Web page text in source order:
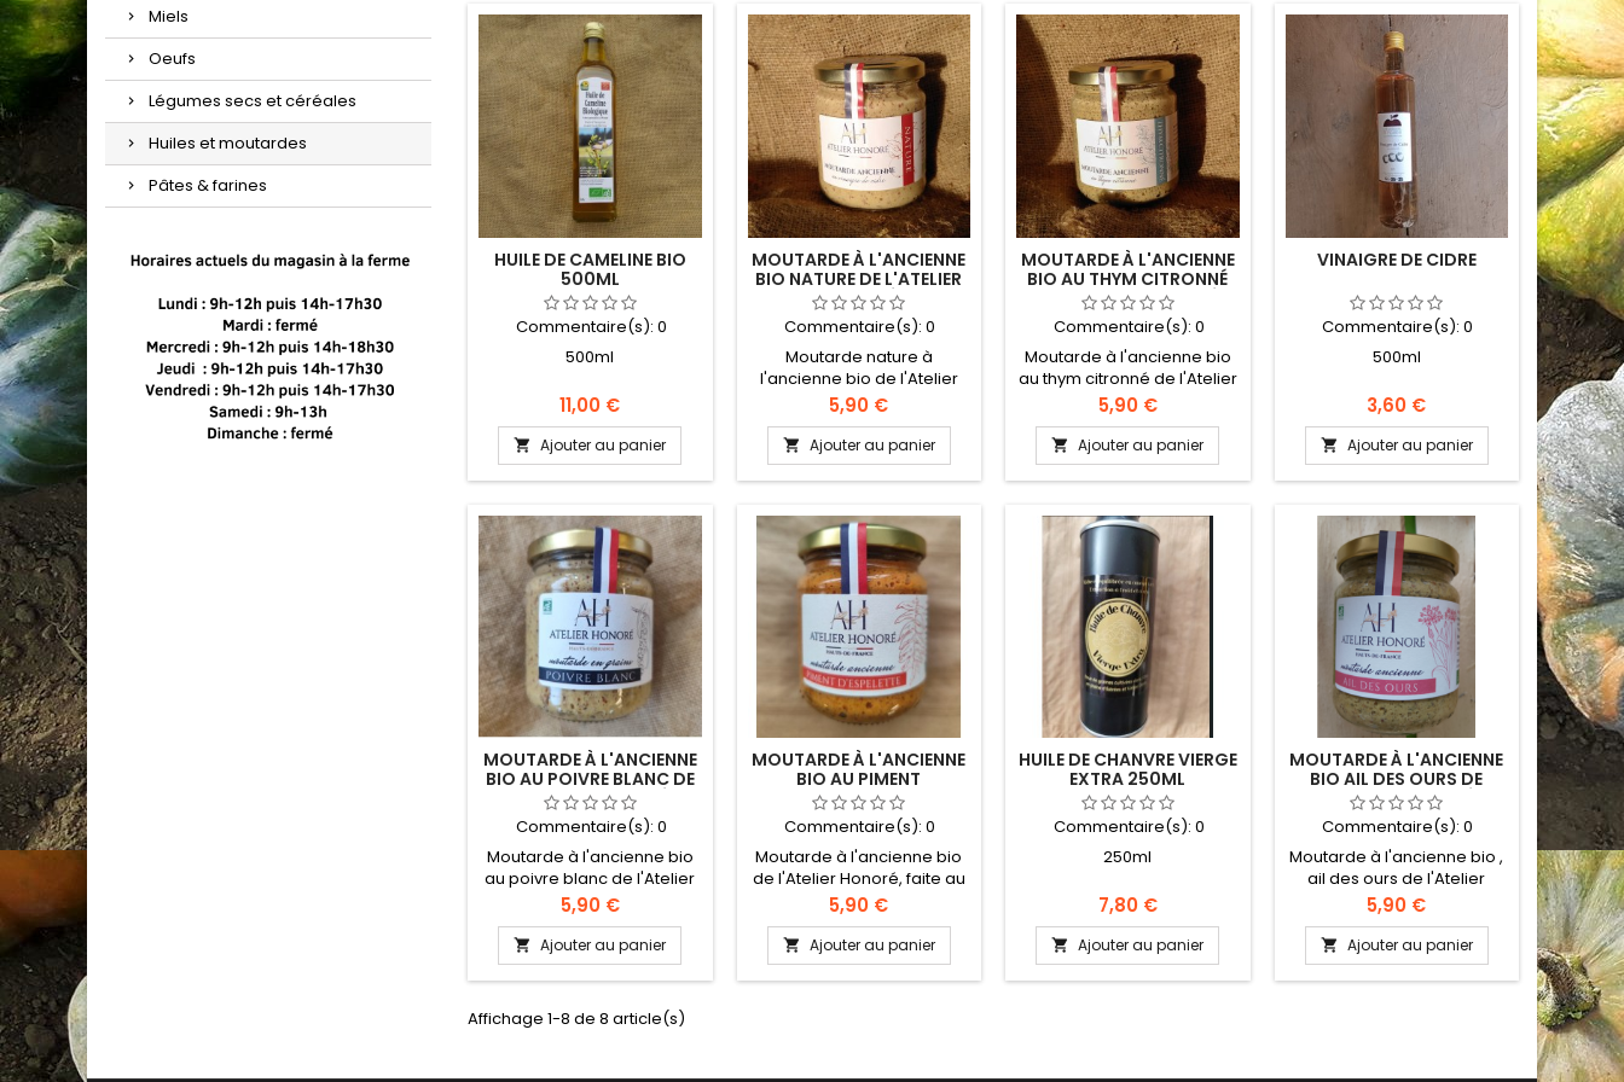
Miels
Oeufs
Légumes secs et céréales
Huiles et moutardes
Pâtes & farines
HUILE DE CAMELINE BIO
500ML
Commentaire(s): 0
500ml
Prix
11,00 €
 Ajouter au panier
MOUTARDE À L'ANCIENNE
BIO NATURE DE L'ATELIER
HONORÉ
Commentaire(s):0
Moutarde nature à
l'ancienne bio de l'Atelier
Honoré, faite au vinaigre de
cidre. Pot de 195g.
Prix
5,90 €
 Ajouter au panier
MOUTARDE À L'ANCIENNE
BIO AU THYM CITRONNÉ
DE L'ATELIER HONORÉ
Commentaire(s): 0
Moutarde à l'ancienne bio
au thym citronné de l'Atelier
Honoré, faite au vinaigre de
cidre. Pot de 195g.
Prix
5,90 €
 Ajouter au panier
VINAIGRE DE CIDRE
Commentaire(s):0
500ml
Prix
3,60 €
 Ajouter au panier
MOUTARDE À L'ANCIENNE
BIO AU POIVRE BLANC DE
L'ATELIER HONORÉ
Commentaire(s): 0
Moutarde à l'ancienne bio
au poivre blanc de l'Atelier
Honoré, faite au vinaigre de
cidre. Pot de 195g.
Prix
5,90 €
 Ajouter au panier
MOUTARDE À L'ANCIENNE
BIO AU PIMENT
D'ESPELETTE DE L'ATELIER
HONORÉ
Commentaire(s):0
Moutarde à l'ancienne bio
de l'Atelier Honoré, faite au
vinaigre de cidre. Pot de
195g.
Prix
5,90 €
 Ajouter au panier
HUILE DE CHANVRE VIERGE
EXTRA 250ML
Commentaire(s): 0
250ml
Prix
7,80 €
 Ajouter au panier
MOUTARDE À L'ANCIENNE
BIO AIL DES OURS DE
L'ATELIER HONORÉ
Commentaire(s):0
Moutarde à l'ancienne bio ,
ail des ours de l'Atelier
Honoré, faite au vinaigre de
cidre. Pot de 195g.
Prix
5,90 €
 Ajouter au panier
Affichage 1-8 de 8 article(s)